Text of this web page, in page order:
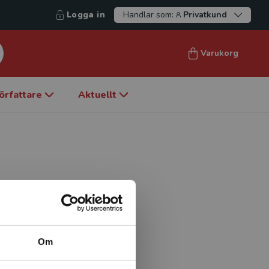
Om
Logga in Handlar som: Privatkund
Varukorg
Aktuellt
vid Högskolan Väst.